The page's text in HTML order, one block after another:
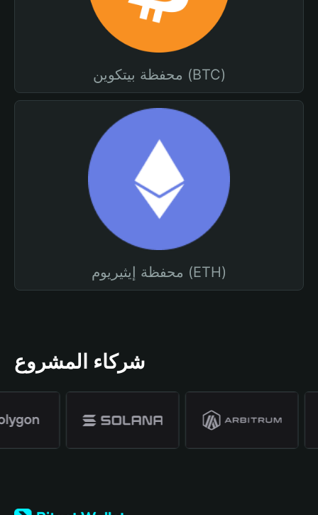
محفظة بيتكوين (BTC)
محفظة إيثيريوم (ETH)
شركاء المشروع